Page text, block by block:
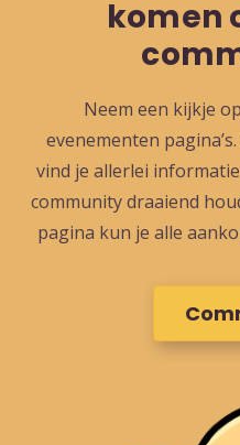
komen
Neem een kijkje
evenementen
vind je allerlei
community draaiend
pagina kun je alle